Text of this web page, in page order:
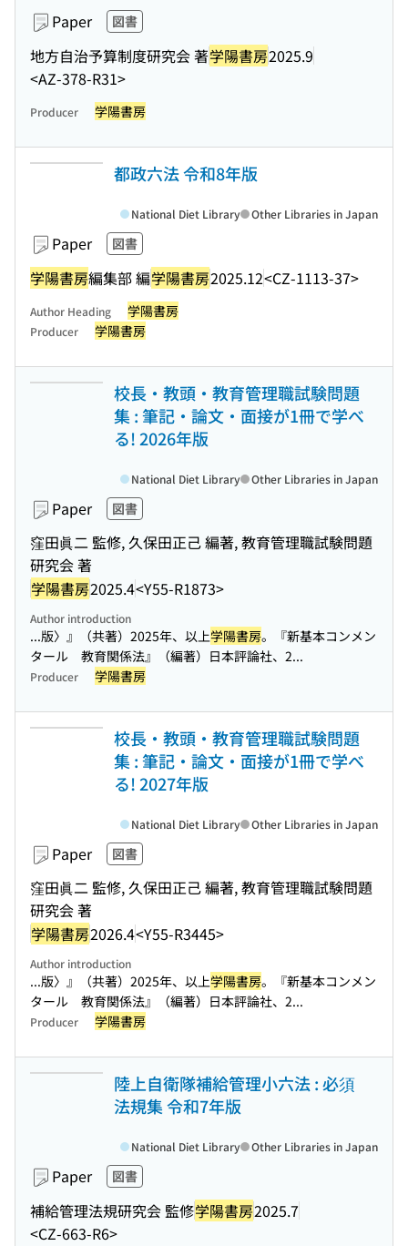
Paper 図書
地方自治予算制度研究会 著学陽書房2025.9
<AZ-378-R31>
Producer 学陽書房
都政六法 令和8年版
Paper 図書
学陽書房編集部 編学陽書房2025.12<CZ-1113-37>
National Diet Library Other Libraries in Japan
Author Heading 学陽書房
Producer 学陽書房
校長・教頭・教育管理職試験問題
集 : 筆記・論文・面接が1冊で学べ
る! 2026年版
Paper 図書
窪田眞二 監修, 久保田正己 編著, 教育管理職試験問題
研究会 著
学陽書房2025.4<Y55-R1873>
National Diet Library Other Libraries in Japan
Author introduction
...版〉』（共著）2025年、以上学陽書房。『新基本コンメン
タール 教育関係法』（編著）日本評論社、2...
Producer 学陽書房
校長・教頭・教育管理職試験問題
集 : 筆記・論文・面接が1冊で学べ
る! 2027年版
Paper 図書
窪田眞二 監修, 久保田正己 編著, 教育管理職試験問題
研究会 著
学陽書房2026.4<Y55-R3445>
National Diet Library Other Libraries in Japan
Author introduction
...版〉』（共著）2025年、以上学陽書房。『新基本コンメン
タール 教育関係法』（編著）日本評論社、2...
Producer 学陽書房
陸上自衛隊補給管理小六法 : 必須
法規集 令和7年版
Paper 図書
補給管理法規研究会 監修学陽書房2025.7
<CZ-663-R6>
National Diet Library Other Libraries in Japan